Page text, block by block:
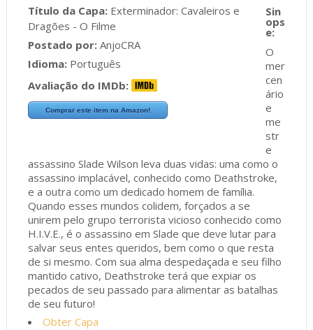
Título da Capa:Exterminador: Cavaleiros e
Dragões - O Filme
Postado por:AnjoCRA
Idioma:Português
Avaliação do IMDb:
Comprar este item na Amazon!
O
mer
cen
ário
e
me
str
e
assassino Slade Wilson leva duas vidas: uma como o
assassino implacável, conhecido como Deathstroke,
e a outra como um dedicado homem de família.
Quando esses mundos colidem, forçados a se
unirem pelo grupo terrorista vicioso conhecido como
H.I.V.E., é o assassino em Slade que deve lutar para
salvar seus entes queridos, bem como o que resta
de si mesmo. Com sua alma despedaçada e seu filho
mantido cativo, Deathstroke terá que expiar os
pecados de seu passado para alimentar as batalhas
de seu futuro!
Obter Capa